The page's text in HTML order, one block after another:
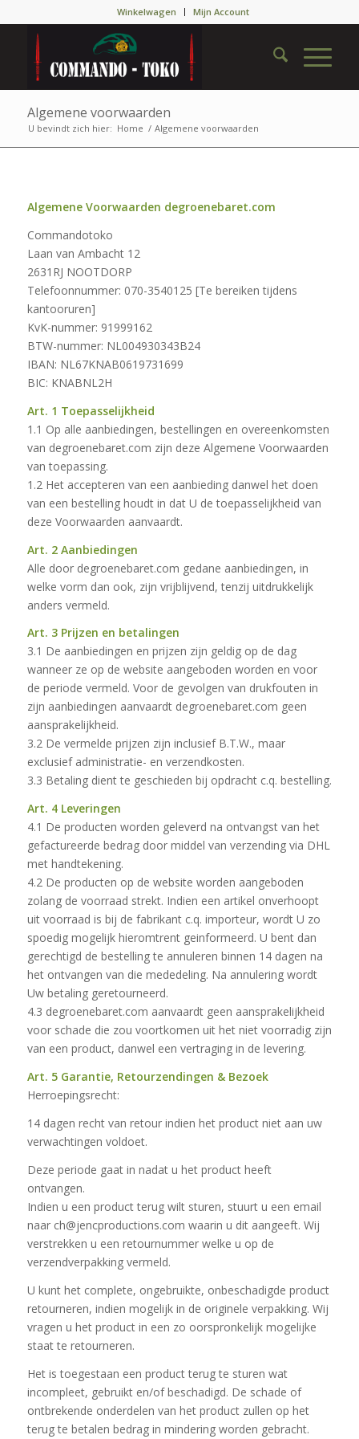
Winkelwagen Mijn Account
Algemene voorwaarden
U bevindt zich hier: Home / Algemene voorwaarden
Algemene Voorwaarden degroenebaret.com
Commandotoko
Laan van Ambacht 12
2631RJ NOOTDORP
Telefoonnummer: 070-3540125 [Te bereiken tijdens
kantooruren]
KvK-nummer: 91999162
BTW-nummer: NL004930343B24
IBAN: NL67KNAB0619731699
BIC: KNABNL2H
Art. 1 Toepasselijkheid
1.1 Op alle aanbiedingen, bestellingen en overeenkomsten
van degroenebaret.com zijn deze Algemene Voorwaarden
van toepassing.
1.2 Het accepteren van een aanbieding danwel het doen
van een bestelling houdt in dat U de toepasselijkheid van
deze Voorwaarden aanvaardt.
Art. 2 Aanbiedingen
Alle door degroenebaret.com gedane aanbiedingen, in
welke vorm dan ook, zijn vrijblijvend, tenzij uitdrukkelijk
anders vermeld.
Art. 3 Prijzen en betalingen
3.1 De aanbiedingen en prijzen zijn geldig op de dag
wanneer ze op de website aangeboden worden en voor
de periode vermeld. Voor de gevolgen van drukfouten in
zijn aanbiedingen aanvaardt degroenebaret.com geen
aansprakelijkheid.
3.2 De vermelde prijzen zijn inclusief B.T.W., maar
exclusief administratie- en verzendkosten.
3.3 Betaling dient te geschieden bij opdracht c.q. bestelling.
Art. 4 Leveringen
4.1 De producten worden geleverd na ontvangst van het
gefactureerde bedrag door middel van verzending via DHL
met handtekening.
4.2 De producten op de website worden aangeboden
zolang de voorraad strekt. Indien een artikel onverhoopt
uit voorraad is bij de fabrikant c.q. importeur, wordt U zo
spoedig mogelijk hieromtrent geinformeerd. U bent dan
gerechtigd de bestelling te annuleren binnen 14 dagen na
het ontvangen van die mededeling. Na annulering wordt
Uw betaling geretourneerd.
4.3 degroenebaret.com aanvaardt geen aansprakelijkheid
voor schade die zou voortkomen uit het niet voorradig zijn
van een product, danwel een vertraging in de levering.
Art. 5 Garantie, Retourzendingen & Bezoek
Herroepingsrecht:
14 dagen recht van retour indien het product niet aan uw
verwachtingen voldoet.
Deze periode gaat in nadat u het product heeft
ontvangen.
Indien u een product terug wilt sturen, stuurt u een email
naar ch@jencproductions.com waarin u dit aangeeft. Wij
verstrekken u een retournummer welke u op de
verzendverpakking vermeld.
U kunt het complete, ongebruikte, onbeschadigde product
retourneren, indien mogelijk in de originele verpakking. Wij
vragen u het product in een zo oorspronkelijk mogelijke
staat te retourneren.
Het is toegestaan een product terug te sturen wat
incompleet, gebruikt en/of beschadigd. De schade of
ontbrekende onderdelen van het product zullen op het
terug te betalen bedrag in mindering worden gebracht.